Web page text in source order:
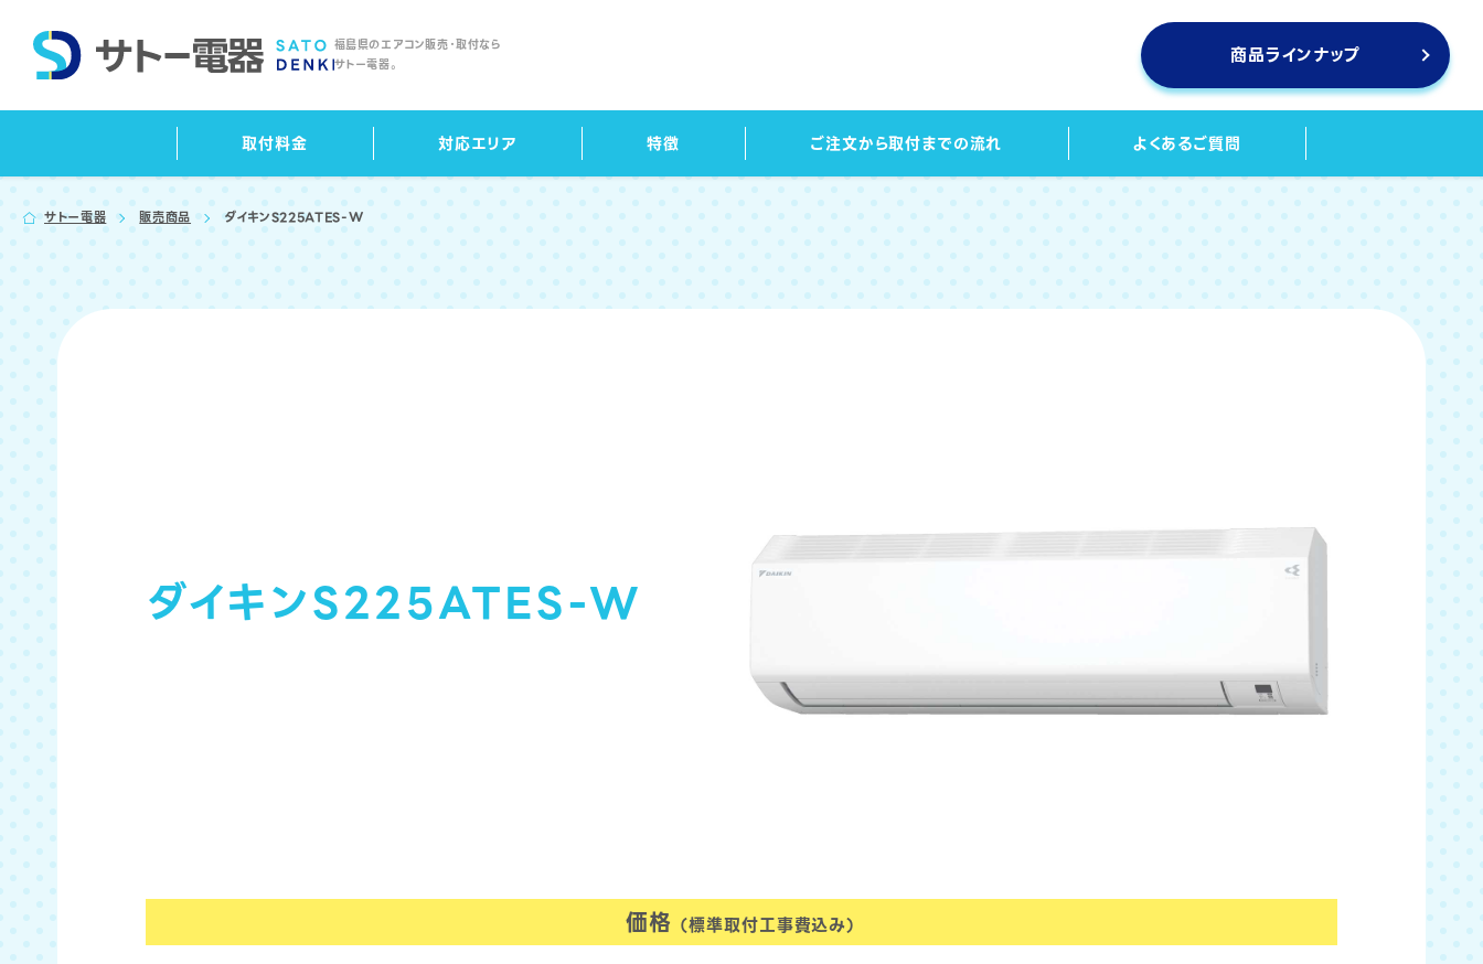
福島県のエアコン販売・取付なら
サトー電器。
商品ラインナップ
取付料金 対応エリア 特徴 ご注文から取付までの流れ よくあるご質問
サトー電器 販売商品 ダイキンS225ATES-W
ダイキンS225ATES-W
価格 （標準取付工事費込み）